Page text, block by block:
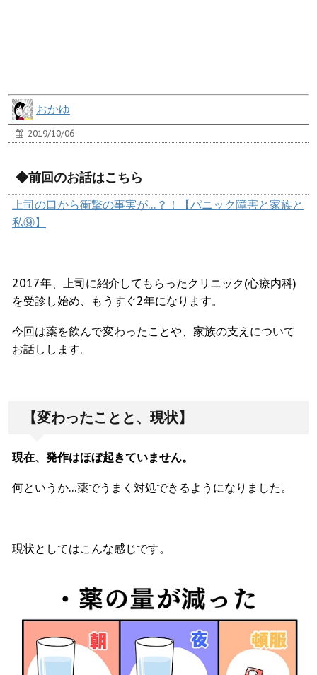
おかゆ
2019/10/06
◆前回のお話はこちら
上司の口から衝撃の事実が…？！【パニック障害と家族と
私⑨】
2017年、上司に紹介してもらったクリニック(心療内科)
を受診し始め、もうすぐ2年になります。
今回は薬を飲んで変わったことや、家族の支えについて
お話しします。
【変わったことと、現状】
現在、発作はほぼ起きていません。
何というか…薬でうまく対処できるようになりました。
現状としてはこんな感じです。